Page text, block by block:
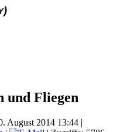
und Fliegen
August 2014 13:44 |